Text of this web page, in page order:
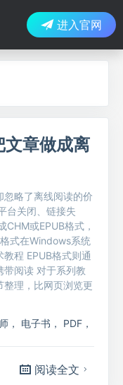
进入官网
文章做成离
略了离线阅读的价
台关闭、链接失
或EPUB格式，
式在Windows系统
程 EPUB格式则通
带阅读 对于系列教
理，比网页浏览更
， 电子书 ， PDF ，
阅读全文